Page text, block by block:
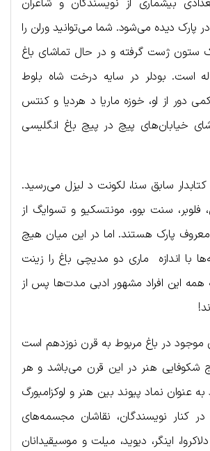
بیشماری از نویسندگان و شاعران
پارک دیده می‌شود. شما می‌توانید ورلن را
ستون ژست گرفته و در حال تماشای باغ
است. بودلر در سایه درخت شاه بلوط
دور از او، خوزه ماریا د هردیا و کنتس
خیابان‌های پیچ در پیچ باغ انگلیسی
کتابدار سابق سنا، لکونت د لیزل می‌رسید.
فلوبر، سنت بوو، مونتسکیو و تسوایگ از
پارک هستند. اما در این میان هیچ
با اندازه ماری دو مدیچی باغ را زینت
همه این افراد مشهور ادبی مدت‌ها پس از
در باغ مربوط به قرن نوزدهم است
شکوفایی هنر در این قرن می‌باشد و هر
عنوان نماد پیوند بین هنر و لوکزامبورگ
کنار نویسندگان، نقاشان مجسمه‌های
اینگر، دیوید، میلت و موسیقیدانان